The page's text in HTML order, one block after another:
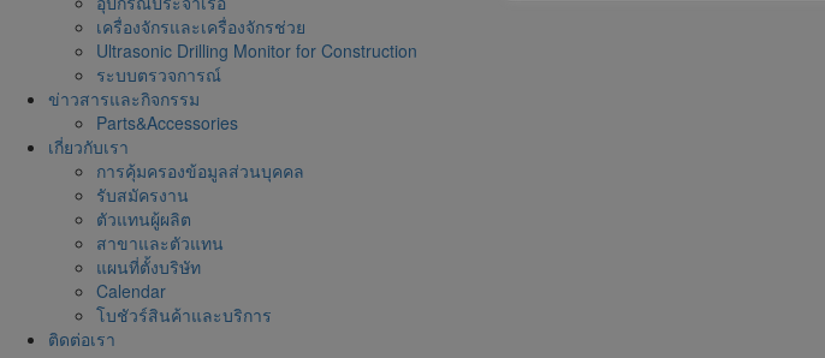
เครื่องจักรและเครื่องจักรช่วย
Ultrasonic Drilling Monitor for Construction
ระบบตรวจการณ์
ข่าวสารและกิจกรรม
Parts&Accessories
เกี่ยวกับเรา
การคุ้มครองข้อมูลส่วนบุคคล
รับสมัครงาน
ตัวแทนผู้ผลิต
สาขาและตัวแทน
แผนที่ตั้งบริษัท
Calendar
โบชัวร์สินค้าและบริการ
ติดต่อเรา